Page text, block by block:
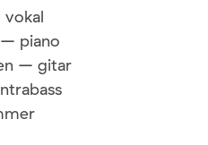
piano
– gitar